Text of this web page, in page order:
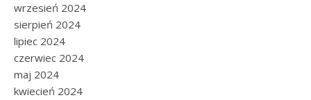
wrzesień 2024
sierpień 2024
lipiec 2024
czerwiec 2024
maj 2024
kwiecień 2024